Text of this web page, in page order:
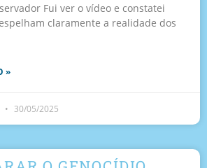
Fui ver o vídeo e constatei
claramente a realidade dos
»
30/05/2025